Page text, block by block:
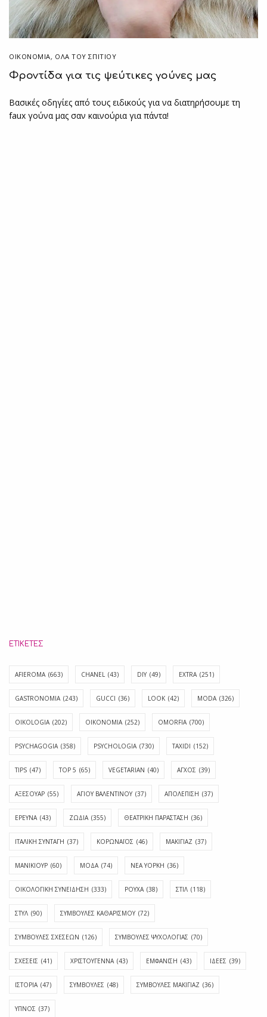
ΟΙΚΟΝΟΜΙΑ, ΌΛΑ ΤΟΥ ΣΠΙΤΙΟΥ
Φροντίδα για τις ψεύτικες γούνες μας
Βασικές οδηγίες από τους ειδικούς για να διατηρήσουμε τη
faux γούνα μας σαν καινούρια για πάντα!
ΕΤΙΚΈΤΕΣ
AFIEROMA (663) CHANEL (43) DIY (49) EXTRA (251)
GASTRONOMIA (243) GUCCI (36) LOOK (42) MODA (326)
OIKOLOGIA (202) OIKONOMIA (252) OMORFIA (700)
PSYCHAGOGIA (358) PSYCHOLOGIA (730) TAXIDI (152)
TIPS (47) TOP 5 (65) VEGETARIAN (40) ΑΓΧΟΣ (39)
ΑΞΕΣΟΥΑΡ (55) ΑΓΊΟΥ ΒΑΛΕΝΤΊΝΟΥ (37) ΑΠΟΛΈΠΙΣΗ (37)
ΕΡΕΥΝΑ (43) ΖΩΔΙΑ (355) ΘΕΑΤΡΙΚΗ ΠΑΡΑΣΤΑΣΗ (36)
ΙΤΑΛΙΚΗ ΣΥΝΤΑΓΗ (37) ΚΟΡΩΝΑΪΟΣ (46) ΜΑΚΙΓΙΑΖ (37)
ΜΑΝΙΚΙΟΥΡ (60) ΜΟΔΑ (74) ΝΕΑ ΥΟΡΚΗ (36)
ΟΙΚΟΛΟΓΙΚΗ ΣΥΝΕΙΔΗΣΗ (333) ΡΟΥΧΑ (38) ΣΤΙΛ (118)
ΣΤΥΛ (90) ΣΥΜΒΟΥΛΕΣ ΚΑΘΑΡΙΣΜΟΥ (72)
ΣΥΜΒΟΥΛΕΣ ΣΧΕΣΕΩΝ (126) ΣΥΜΒΟΥΛΕΣ ΨΥΧΟΛΟΓΙΑΣ (70)
ΣΧΕΣΕΙΣ (41) ΧΡΙΣΤΟΥΓΕΝΝΑ (43) ΕΜΦΆΝΙΣΗ (43) ΙΔΈΕΣ (39)
ΙΣΤΟΡΊΑ (47) ΣΥΜΒΟΥΛΈΣ (48) ΣΥΜΒΟΥΛΈΣ ΜΑΚΙΓΙΆΖ (36)
ΎΠΝΟΣ (37)